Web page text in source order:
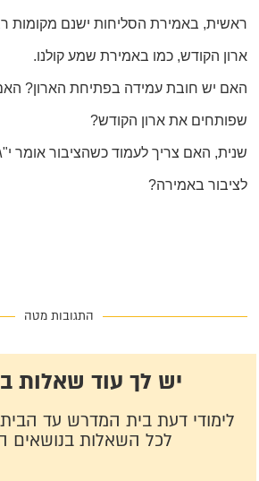
ראשית, באמירת הסליחות ישנם מקומות
ארון הקודש, כמו באמירת שמע קולנו.
האם יש חובת עמידה בפתיחת הארון?
שפותחים את ארון הקודש?
שנית, האם צריך לעמוד כשהציבור אומר
לציבור באמירה?
התגובות מטה
יש לך עוד שאלות
לימודי דעת בית המדרש עד הבית
לכל השאלות בנושאים